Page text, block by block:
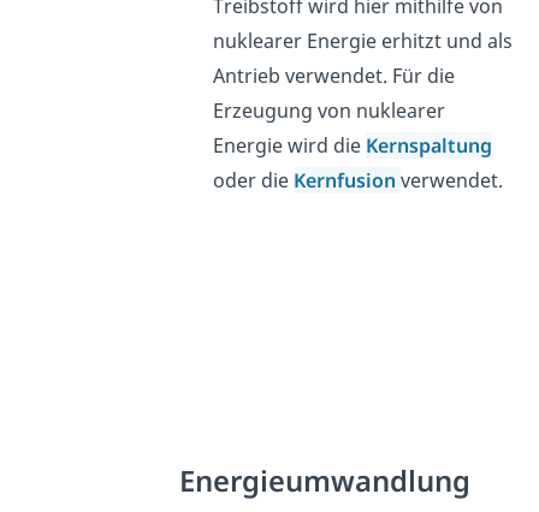
Treibstoff wird hier mithilfe von
nuklearer Energie erhitzt und als
Antrieb verwendet. Für die
Erzeugung von nuklearer
Energie wird die Kernspaltung
oder die Kernfusion verwendet.
Energieumwandlung